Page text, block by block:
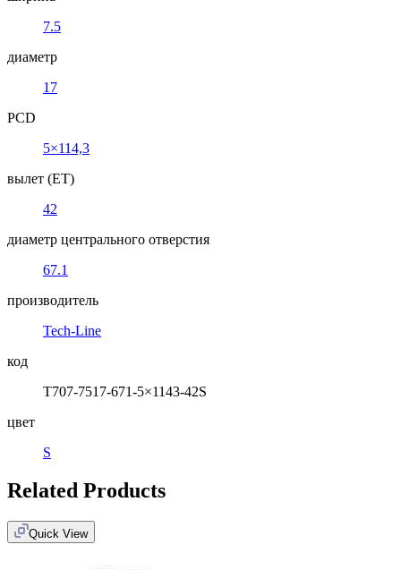
7.5
диаметр
17
PCD
5×114,3
вылет (ET)
42
диаметр центрального отверстия
67.1
производитель
Tech-Line
код
T707-7517-671-5×1143-42S
цвет
S
Related Products
Quick View